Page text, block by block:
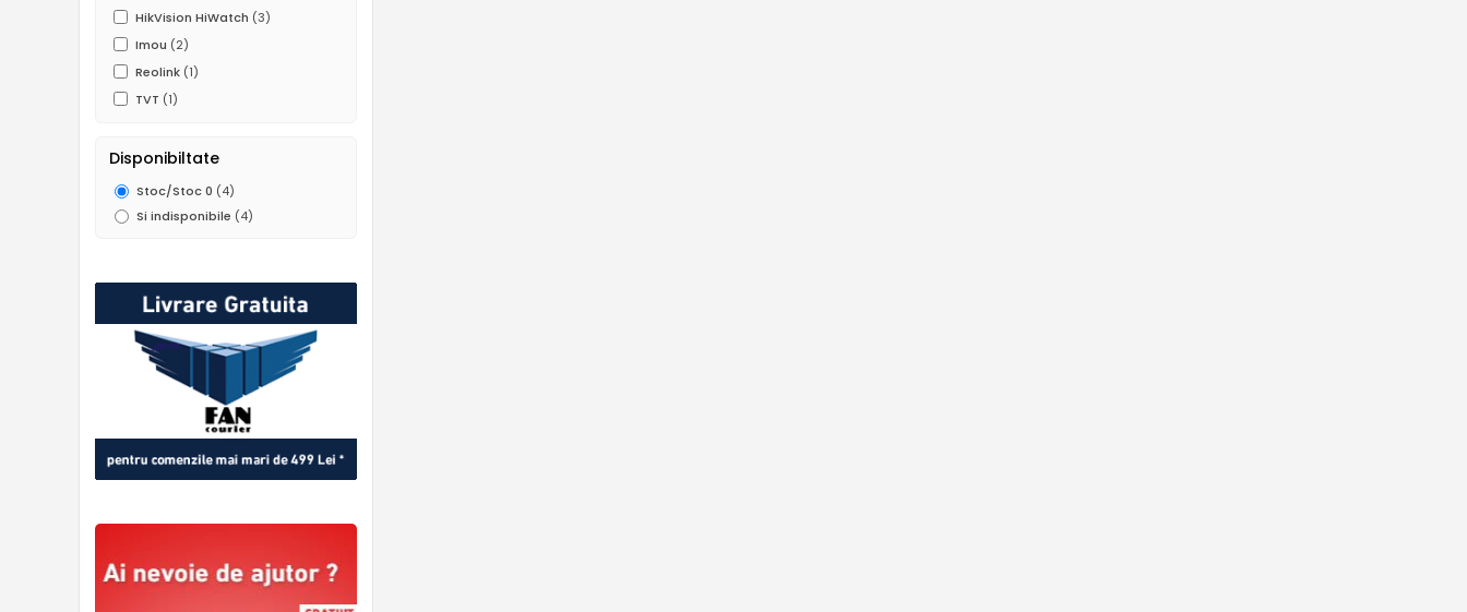
HikVision HiWatch (3)
Imou (2)
Reolink (1)
TVT (1)
Disponibiltate
Stoc/Stoc 0 (4)
Si indisponibile (4)